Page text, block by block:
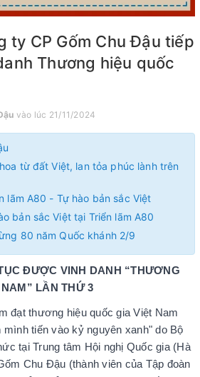
ty CP Gốm Chu Đậu tiếp
Thương hiệu quốc
vào lúc 21/11/2024
từ đất Việt, lan tỏa phúc lành trên
lãm A80 - Tự hào bản sắc Việt
bản sắc Việt tại Triển lãm A80
80 năm Quốc khánh 2/9
ĐƯỢC VINH DANH “THƯƠNG
LẦN THỨ 3
đạt thương hiệu quốc gia Việt Nam
tiến vào kỷ nguyên xanh" do Bộ
tại Trung tâm Hội nghị Quốc gia (Hà
Chu Đậu (thành viên của Tập đoàn